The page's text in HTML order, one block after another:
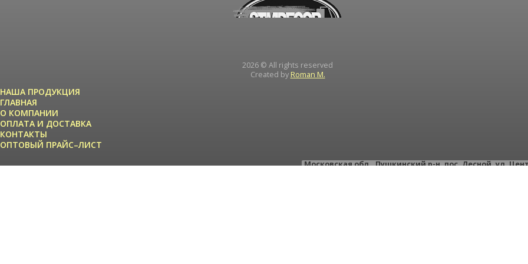
2026 © All rights reserved
Created by Roman M.
НАША ПРОДУКЦИЯ
ГЛАВНАЯ
О КОМПАНИИ
ОПЛАТА И ДОСТАВКА
КОНТАКТЫ
ОПТОВЫЙ ПРАЙС–ЛИСТ
Московская обл.,Пушкинский р-н,пос. Лесной,ул.